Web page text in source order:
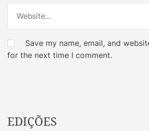
Save my name, email, and
for the next time I comment.
EDIÇÕES